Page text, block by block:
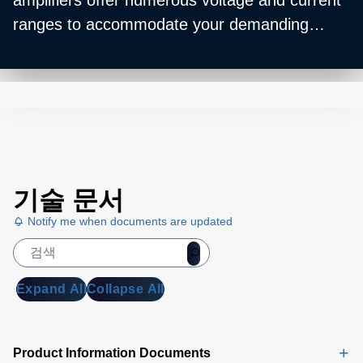
ranges to accommodate your demanding
circuits and over-voltages. For protective
기술 문서
Notify me when documents are updated
Expand AllCollapse All
Product Information Documents